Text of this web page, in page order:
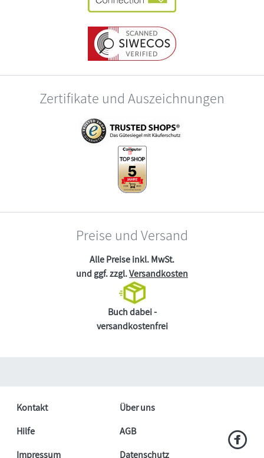
Zertifikate und Auszeichnungen
Preise und Versand
Alle Preise inkl. MwSt.
und ggf. zzgl.Versandkosten
Buch dabei -
versandkostenfrei
Kontakt
Über uns
Hilfe
AGB
Impressum
Datenschutz